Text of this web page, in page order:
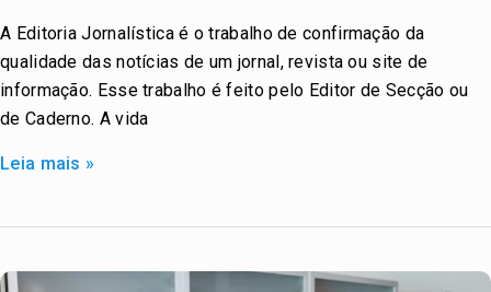
A Editoria Jornalística é o trabalho de confirmação da
qualidade das notícias de um jornal, revista ou site de
informação. Esse trabalho é feito pelo Editor de Secção ou
de Caderno. A vida
/
Editoria
Jornalística
Leia mais »